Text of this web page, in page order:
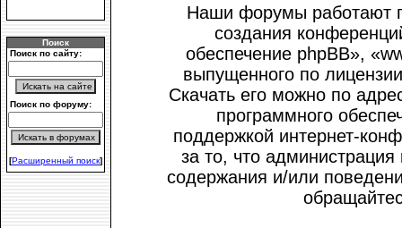
Поиск
Поиск по сайту:
Поиск по форуму:
[Расширенный поиск]
Наши форумы работают
создания
обеспечение phpBB»,
выпущенного по
Скачать его можно по
программного
поддержкой интернет-
за то, что
содержания и/или